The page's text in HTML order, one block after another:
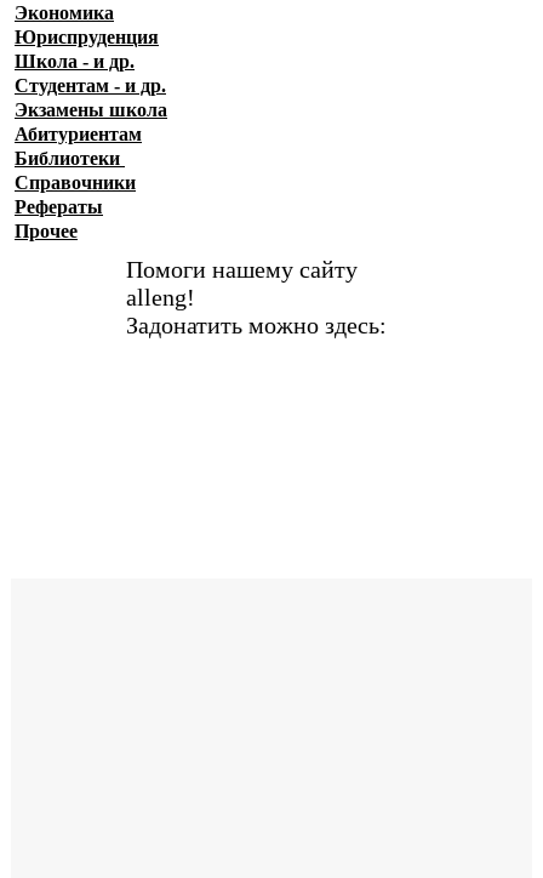
Экономика
Юриспруденция
Школа - и др.
Студентам - и др.
Экзамены школа
Абитуриентам
Библиотеки
Справочники
Рефераты
Прочее
Помоги нашему сайту
alleng!
Задонатить можно здесь: